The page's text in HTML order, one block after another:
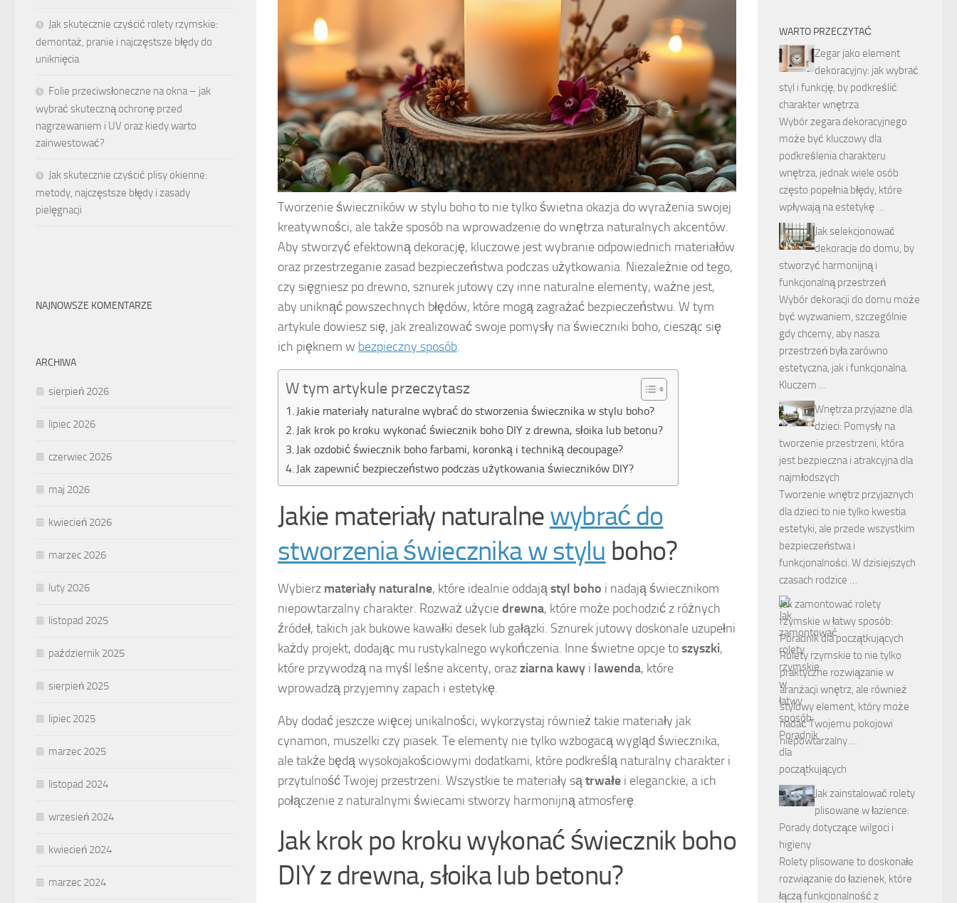
Tworzenie świeczników w stylu boho to nie tylko świetna okazja do wyrażenia swojej
kreatywności, ale także sposób na wprowadzenie do wnętrza naturalnych akcentów.
Aby stworzyć efektowną dekorację, kluczowe jest wybranie odpowiednich materiałów
oraz przestrzeganie zasad bezpieczeństwa podczas użytkowania. Niezależnie od tego,
czy sięgniesz po drewno, sznurek jutowy czy inne naturalne elementy, ważne jest,
aby uniknąć powszechnych błędów, które mogą zagrażać bezpieczeństwu. W tym
artykule dowiesz się, jak zrealizować swoje pomysły na świeczniki boho, ciesząc się
ich pięknem w bezpieczny sposób.
W tym artykule przeczytasz
Jakie materiały naturalne wybrać do stworzenia świecznika w stylu boho?
Jak krok po kroku wykonać świecznik boho DIY z drewna, słoika lub betonu?
Jak ozdobić świecznik boho farbami, koronką i techniką decoupage?
Jak zapewnić bezpieczeństwo podczas użytkowania świeczników DIY?
Jakie materiały naturalnewybrać do
stworzenia świecznika w stylu boho?
Wybierz materiały naturalne, które idealnie oddająstyl boho i nadają świecznikom
niepowtarzalny charakter. Rozważ użyciedrewna, które może pochodzić z różnych
źródeł, takich jak bukowe kawałki desek lub gałązki. Sznurek jutowy doskonale uzupełni
każdy projekt, dodając mu rustykalnego wykończenia. Inne świetne opcje toszyszki,
które przywodzą na myśl leśne akcenty, orazziarna kawy i lawenda, które
wprowadzą przyjemny zapach i estetykę.
Aby dodać jeszcze więcej unikalności, wykorzystaj również takie materiały jak
cynamon, muszelki czy piasek. Te elementy nie tylko wzbogacą wygląd świecznika,
ale także będą wysokojakościowymi dodatkami, które podkreślą naturalny charakter i
przytulność Twojej przestrzeni. Wszystkie te materiały sątrwałe i eleganckie, a ich
połączenie z naturalnymi świecami stworzy harmonijną atmosferę.
Jak krok po kroku wykonać świecznik boho
DIY z drewna, słoika lub betonu?
Jak skutecznie czyścić rolety rzymskie:
demontaż, pranie i najczęstsze błędy do
uniknięcia
Folie przeciwsłoneczne na okna – jak
wybrać skuteczną ochronę przed
nagrzewaniem i UV oraz kiedy warto
zainwestować?
Jak skutecznie czyścić plisy okienne:
metody, najczęstsze błędy i zasady
pielęgnacji
NAJNOWSZE KOMENTARZE
ARCHIWA
sierpień 2026
lipiec 2026
czerwiec 2026
maj 2026
kwiecień 2026
marzec 2026
luty 2026
listopad 2025
październik 2025
sierpień 2025
lipiec 2025
marzec 2025
listopad 2024
wrzesień 2024
kwiecień 2024
marzec 2024
WARTO PRZECZYTAĆ
Zegar jako element
dekoracyjny: jak wybrać
styl i funkcję, by podkreślić
charakter wnętrza
Wybór zegara dekoracyjnego
może być kluczowy dla
podkreślenia charakteru
wnętrza, jednak wiele osób
często popełnia błędy, które
wpływają na estetykę …
Jak selekcjonować
dekoracje do domu, by
stworzyć harmonijną i
funkcjonalną przestrzeń
Wybór dekoracji do domu może
być wyzwaniem, szczególnie
gdy chcemy, aby nasza
przestrzeń była zarówno
estetyczna, jak i funkcjonalna.
Kluczem …
Wnętrza przyjazne dla
dzieci: Pomysły na
tworzenie przestrzeni, która
jest bezpieczna i atrakcyjna dla
najmłodszych
Tworzenie wnętrz przyjaznych
dla dzieci to nie tylko kwestia
estetyki, ale przede wszystkim
bezpieczeństwa i
funkcjonalności. W dzisiejszych
czasach rodzice …
Jak zamontować rolety
rzymskie w łatwy sposób:
Poradnik dla początkujących
Rolety rzymskie to nie tylko
praktyczne rozwiązanie w
aranżacji wnętrz, ale również
stylowy element, który może
nadać Twojemu pokojowi
niepowtarzalny …
Jak zainstalować rolety
plisowane w łazience:
Porady dotyczące wilgoci i
higieny
Rolety plisowane to doskonałe
rozwiązanie do łazienek, które
łączą funkcjonalność z